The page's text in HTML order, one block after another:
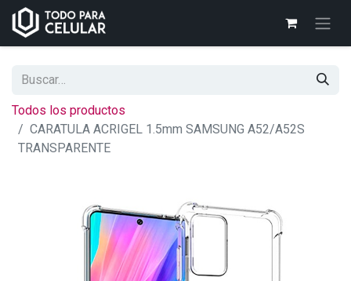
Todos los productos
CARATULA ACRIGEL 1.5mm SAMSUNG A52/A52S
TRANSPARENTE